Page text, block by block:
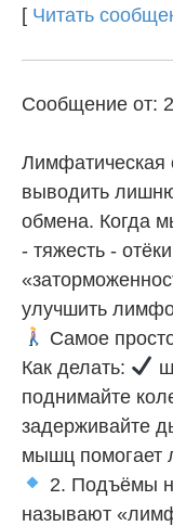
[ Читать
Сообщение от:
Лимфатическая
выводить
обмена. Когда
- тяжесть -
улучшить
Самое
Как делать:
поднимайте
задерживайте
мышц помогает
2. Подъёмы
называют